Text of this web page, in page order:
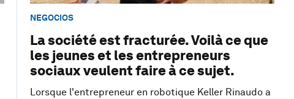
NEGOCIOS
La société est fracturée. Voilà ce que
les jeunes et les entrepreneurs
sociaux veulent faire à ce sujet.
Lorsque l'entrepreneur en robotique Keller Rinaudo a